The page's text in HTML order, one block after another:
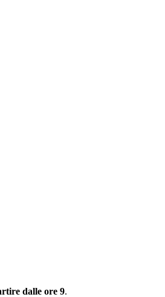
dalle ore 9.